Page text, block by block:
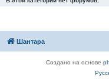
Шантара
Создано на основе